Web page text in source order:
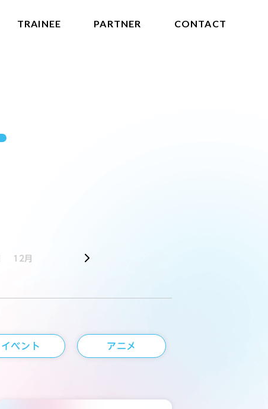
TRAINEE PARTNER CONTACT
12月 2025
イベント アニメ